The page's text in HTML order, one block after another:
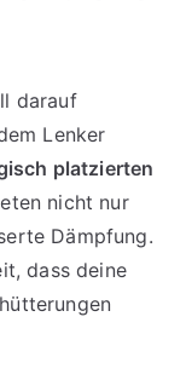
darauf
Lenker
platzierten
nicht nur
Dämpfung.
dass deine